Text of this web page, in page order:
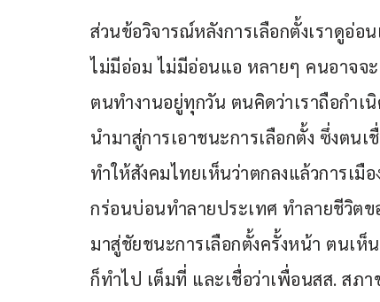
ส่วนข้อวิจารณ์หลังการเลือกตั้งเราดูอ่
ไม่มีอ่อม ไม่มีอ่อนแอ หลายๆ คนอาจจ
ตนทำงานอยู่ทุกวัน ตนคิดว่าเราถือกำเ
นำมาสู่การเอาชนะการเลือกตั้ง ซึ่งตน
ทำให้สังคมไทยเห็นว่าตกลงแล้วการเ
กร่อนบ่อนทำลายประเทศ ทำลายชีวิต
มาสู่ชัยชนะการเลือกตั้งครั้งหน้า ตนเห็
ก็ทำไป เต็มที่ และเชื่อว่าเพื่อนสส. สภ